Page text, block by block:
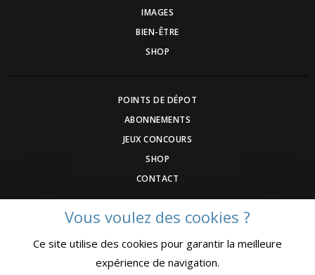
IMAGES
BIEN-ÊTRE
SHOP
POINTS DE DÉPOT
ABONNEMENTS
JEUX CONCOURS
SHOP
CONTACT
DEVENEZ ANNONCEUR
COMMUNIQUEZ UN ÉVENEMNT
CGV
Vous voulez des cookies ?
Ce site utilise des cookies pour garantir la meilleure
expérience de navigation.